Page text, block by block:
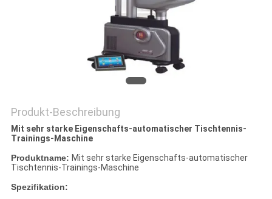
Produkt-Beschreibung
Mit sehr starke Eigenschafts-automatischer Tischtennis-
Trainings-Maschine
Produktname: Mit sehr starke Eigenschafts-automatischer
Tischtennis-Trainings-Maschine
Spezifikation: